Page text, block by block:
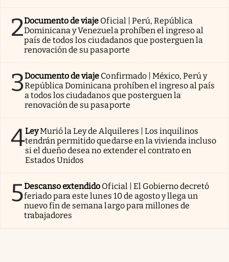
2Documento de viaje Oficial | Perú, República
Dominicana y Venezuela prohíben el ingreso al
país de todos los ciudadanos que posterguen la
renovación de su pasaporte
3Documento de viaje Confirmado | México, Perú y
República Dominicana prohíben el ingreso al país
a todos los ciudadanos que posterguen la
renovación de su pasaporte
4LeyMurió la Ley de Alquileres | Los inquilinos
tendrán permitido quedarse en la vivienda incluso
si el dueño desea no extender el contrato en
Estados Unidos
5Descanso extendido Oficial | El Gobierno decretó
feriado para este lunes 10 de agosto y llega un
nuevo fin de semana largo para millones de
trabajadores